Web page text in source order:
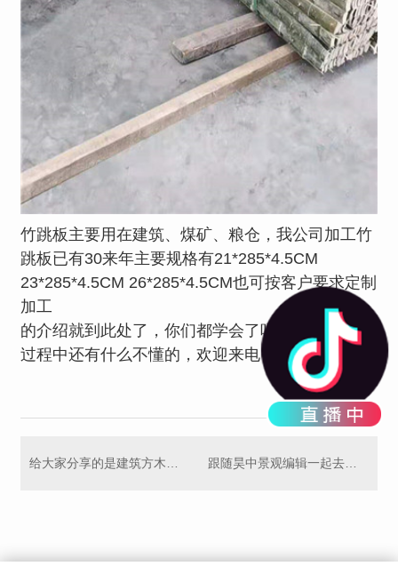
竹跳板主要用在建筑、煤矿、粮仓，我公司加工竹
跳板已有30来年主要规格有21*285*4.5CM
23*285*4.5CM 26*285*4.5CM也可按客户要求定制
加工
的介绍就到此处了，你们都学会了吗，如果在学习
过程中还有什么不懂的，欢迎来电咨询！
给大家分享的是建筑方木模板需要达到什么样的质量要求呢 跟随昊中景观编辑一起去了解下建筑模板的种类和特点